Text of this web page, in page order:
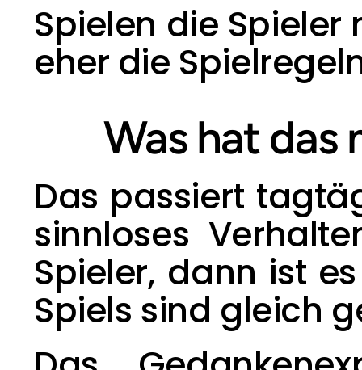
Spielen die
eher die
Was hat das
Das passiert
sinnloses
Spieler, dann ist
Spiels sind gleich